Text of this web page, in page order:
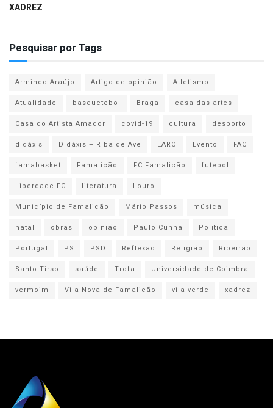
XADREZ
Pesquisar por Tags
Armindo Araújo Artigo de opinião
Atletismo
Atualidade
basquetebol Braga
casa das artes
Casa do Artista Amador
covid-19 cultura
desporto
didáxis
Didáxis – Riba de Ave EARO Evento
FAC
famabasket
Famalicão FC Famalicão
futebol
Liberdade FC
literatura
Louro
Município de Famalicão
Mário Passos
música
natal
obras opinião Paulo Cunha
Politica
Portugal
PS PSD Reflexão Religião
Ribeirão
Santo Tirso
saúde Trofa
Universidade de Coimbra
vermoim
Vila Nova de Famalicão vila verde xadrez